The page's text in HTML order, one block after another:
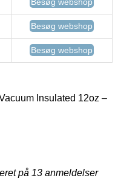
Besøg webshop
Besøg webshop
Insulated 12oz –
på 13 anmeldelser